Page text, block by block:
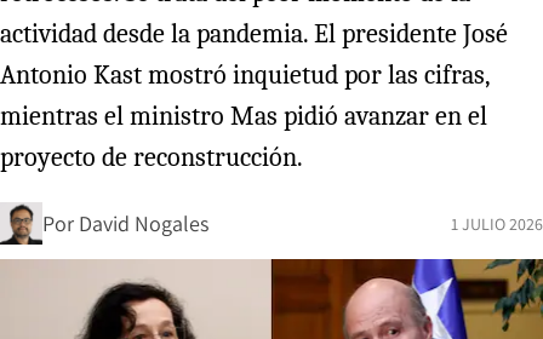
actividad desde la pandemia. El presidente José
Antonio Kast mostró inquietud por las cifras,
mientras el ministro Mas pidió avanzar en el
proyecto de reconstrucción.
Por David Nogales 1 JULIO 2026